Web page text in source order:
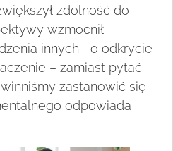
zdolność do
wzmocnił
innych. To odkrycie
– zamiast pytać
zastanowić się
odpowiada